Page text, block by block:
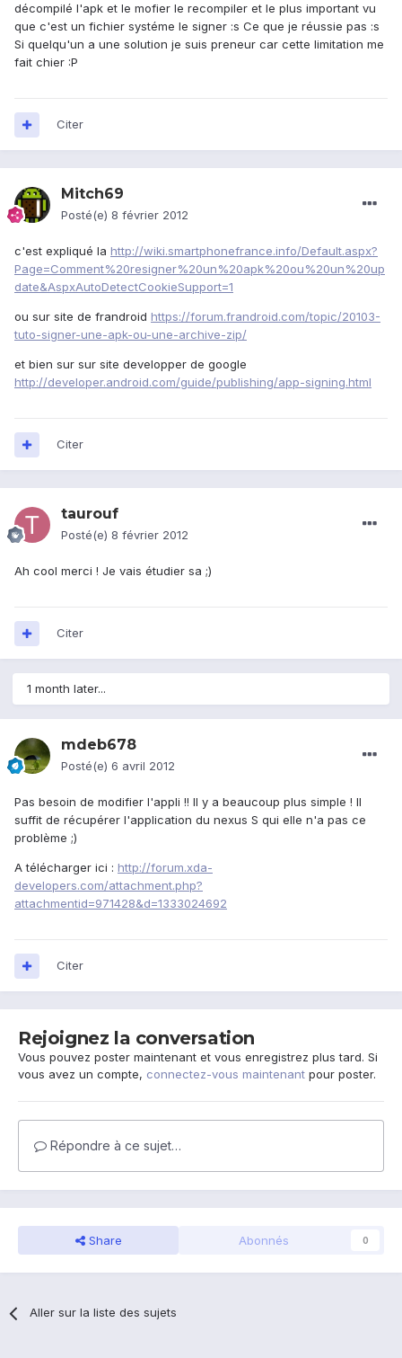
décompilé l'apk et le mofier le recompiler et le plus important vu
que c'est un fichier systéme le signer :s Ce que je réussie pas :s
Si quelqu'un a une solution je suis preneur car cette limitation me
fait chier :P
Citer
Mitch69
Posté(e) 8 février 2012
c'est expliqué la http://wiki.smartphonefrance.info/Default.aspx?
Page=Comment%20resigner%20un%20apk%20ou%20un%20up
date&AspxAutoDetectCookieSupport=1
ou sur site de frandroid https://forum.frandroid.com/topic/20103-
tuto-signer-une-apk-ou-une-archive-zip/
et bien sur sur site developper de google
http://developer.android.com/guide/publishing/app-signing.html
Citer
taurouf
Posté(e) 8 février 2012
Ah cool merci ! Je vais étudier sa ;)
Citer
1 month later...
mdeb678
Posté(e) 6 avril 2012
Pas besoin de modifier l'appli !! Il y a beaucoup plus simple ! Il
suffit de récupérer l'application du nexus S qui elle n'a pas ce
problème ;)
A télécharger ici : http://forum.xda-
developers.com/attachment.php?
attachmentid=971428&d=1333024692
Citer
Rejoignez la conversation
Vous pouvez poster maintenant et vous enregistrez plus tard. Si
vous avez un compte, connectez-vous maintenant pour poster.
Répondre à ce sujet…
Share Abonnés 0
Aller sur la liste des sujets